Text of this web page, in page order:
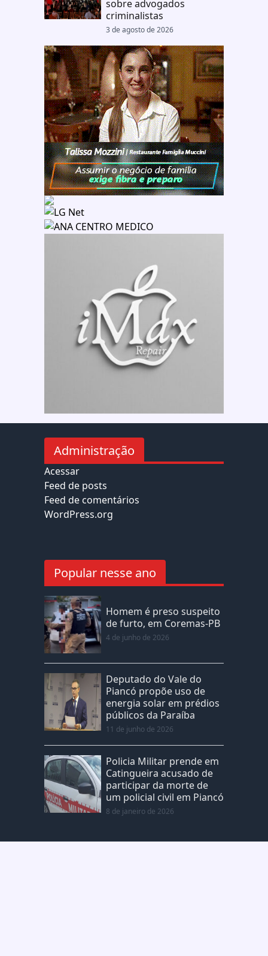
sobre advogados
criminalistas
3 de agosto de 2026
Administração
Acessar
Feed de posts
Feed de comentários
WordPress.org
Popular nesse ano
Homem é preso suspeito
de furto, em Coremas-PB
4 de junho de 2026
Deputado do Vale do
Piancó propõe uso de
energia solar em prédios
públicos da Paraíba
11 de junho de 2026
Policia Militar prende em
Catingueira acusado de
participar da morte de
um policial civil em Piancó
8 de janeiro de 2026